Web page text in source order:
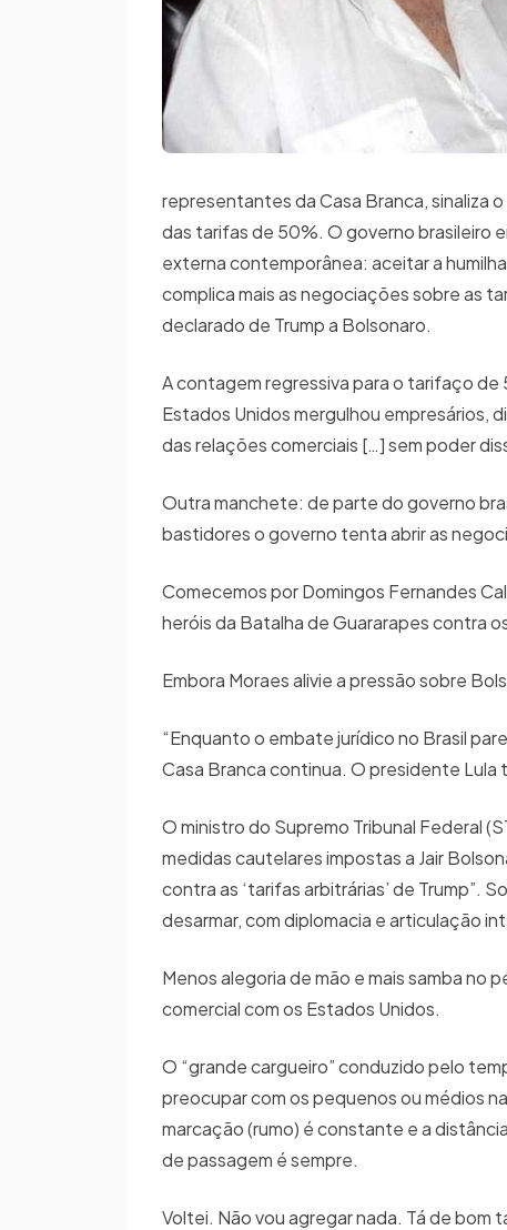
representantes da Casa Branca, sinaliza
das tarifas de 50%. O governo brasileiro
externa contemporânea: aceitar a
complica mais as negociações sobre as
declarado de Trump a Bolsonaro.
A contagem regressiva para o tarifaço
Estados Unidos mergulhou empresários,
das relações comerciais […] sem poder
Outra manchete: de parte do governo
bastidores o governo tenta abrir as
Comecemos por Domingos Fernandes
heróis da Batalha de Guararapes contra
Embora Moraes alivie a pressão sobre
“Enquanto o embate jurídico no Brasil
Casa Branca continua. O presidente Lula
O ministro do Supremo Tribunal Federal
medidas cautelares impostas a Jair
contra as ‘tarifas arbitrárias’ de Trump”.
desarmar, com diplomacia e articulação
Menos alegoria de mão e mais samba no
comercial com os Estados Unidos.
O “grande cargueiro” conduzido pelo
preocupar com os pequenos ou médios
marcação (rumo) é constante e a
de passagem é sempre.
Voltei. Não vou agregar nada. Tá de bom